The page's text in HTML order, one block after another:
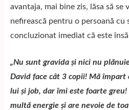
avantaja, mai bine zis, lăsa să se
nefirească pentru o persoană cu
concluzionat imediat că este
„Nu sunt gravida și nici nu
David face cât 3 copii! Mă împart
lui și job, dar îmi este foarte
multă energie și are nevoie de